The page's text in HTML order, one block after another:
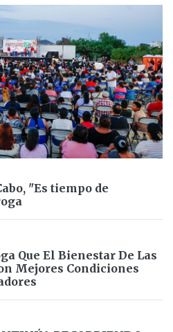
"Es tiempo de
Que El Bienestar De Las
Mejores Condiciones